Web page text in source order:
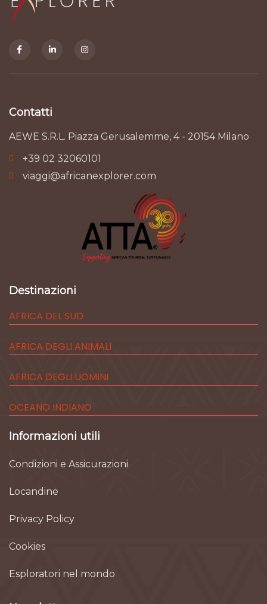
Contatti
AEWE S.R.L. Piazza Gerusalemme, 4 - 20154 Milano
+39 02 32060101
viaggi@africanexplorer.com
Destinazioni
AFRICA DEL SUD
AFRICA DEGLI ANIMALI
AFRICA DEGLI UOMINI
OCEANO INDIANO
Informazioni utili
Condizioni e Assicurazioni
Locandine
Privacy Policy
Cookies
Esploratori nel mondo